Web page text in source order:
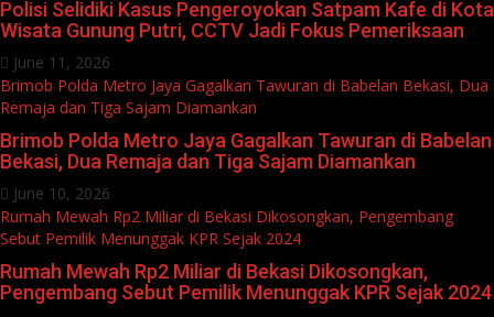
Polisi Selidiki Kasus Pengeroyokan Satpam Kafe di Kota
Wisata Gunung Putri, CCTV Jadi Fokus Pemeriksaan
June 11, 2026
Brimob Polda Metro Jaya Gagalkan Tawuran di Babelan Bekasi, Dua
Remaja dan Tiga Sajam Diamankan
Brimob Polda Metro Jaya Gagalkan Tawuran di Babelan
Bekasi, Dua Remaja dan Tiga Sajam Diamankan
June 10, 2026
Rumah Mewah Rp2 Miliar di Bekasi Dikosongkan, Pengembang
Sebut Pemilik Menunggak KPR Sejak 2024
Rumah Mewah Rp2 Miliar di Bekasi Dikosongkan,
Pengembang Sebut Pemilik Menunggak KPR Sejak 2024